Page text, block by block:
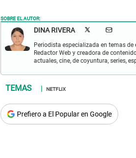
SOBRE EL AUTOR:
DINA RIVERA
Periodista especializada en temas
Redactor Web y creadora de
actuales, cine, de coyuntura, series,
NETFLIX
Prefiero a El Popular en Google